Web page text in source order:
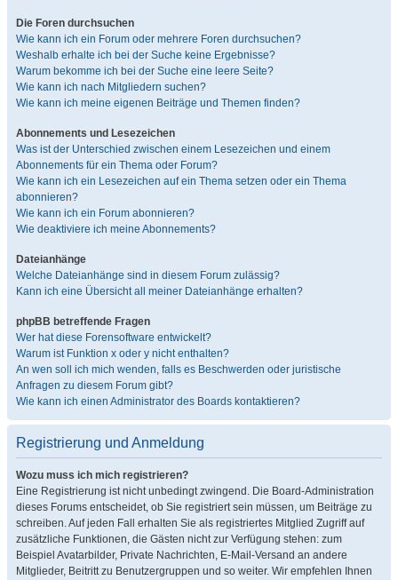
Die Foren durchsuchen
Wie kann ich ein Forum oder mehrere Foren durchsuchen?
Weshalb erhalte ich bei der Suche keine Ergebnisse?
Warum bekomme ich bei der Suche eine leere Seite?
Wie kann ich nach Mitgliedern suchen?
Wie kann ich meine eigenen Beiträge und Themen finden?
Abonnements und Lesezeichen
Was ist der Unterschied zwischen einem Lesezeichen und einem
Abonnements für ein Thema oder Forum?
Wie kann ich ein Lesezeichen auf ein Thema setzen oder ein Thema
abonnieren?
Wie kann ich ein Forum abonnieren?
Wie deaktiviere ich meine Abonnements?
Dateianhänge
Welche Dateianhänge sind in diesem Forum zulässig?
Kann ich eine Übersicht all meiner Dateianhänge erhalten?
phpBB betreffende Fragen
Wer hat diese Forensoftware entwickelt?
Warum ist Funktion x oder y nicht enthalten?
An wen soll ich mich wenden, falls es Beschwerden oder juristische
Anfragen zu diesem Forum gibt?
Wie kann ich einen Administrator des Boards kontaktieren?
Registrierung und Anmeldung
Wozu muss ich mich registrieren?
Eine Registrierung ist nicht unbedingt zwingend. Die Board-Administration
dieses Forums entscheidet, ob Sie registriert sein müssen, um Beiträge zu
schreiben. Auf jeden Fall erhalten Sie als registriertes Mitglied Zugriff auf
zusätzliche Funktionen, die Gästen nicht zur Verfügung stehen: zum
Beispiel Avatarbilder, Private Nachrichten, E-Mail-Versand an andere
Mitglieder, Beitritt zu Benutzergruppen und so weiter. Wir empfehlen Ihnen